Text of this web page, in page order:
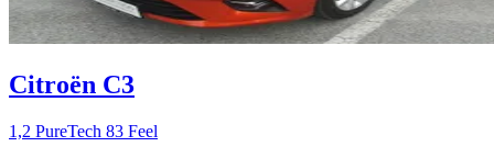
Citroën C3
1,2 PureTech 83 Feel